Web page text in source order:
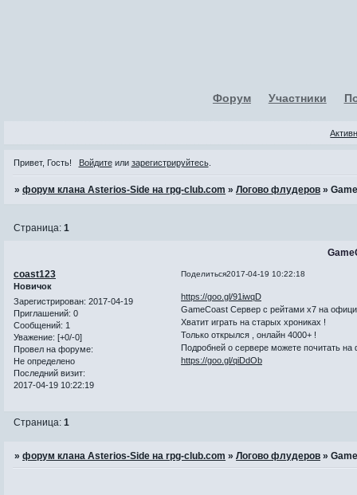
Форум Участники
Привет, Гость! Войдитеили зарегистрируйтесь.
»форум клана Asterios-Side на rpg-club.com »Логово флудеров »
Страница:1
Поделиться2017-04-19 10:22:18
coast123
Новичок
Зарегистрирован: 2017-04-19
Приглашений: 0
Сообщений: 1
Уважение: [+0/-0]
Провел на форуме:
Не определено
Последний визит:
2017-04-19 10:22:19
https://goo.gl/91iwqD
GameCoast Сервер с рейтами х7 на
Хватит играть на старых хрониках !
Только открылся , онлайн 4000+ !
Подробней о сервере можете почитать
https://goo.gl/qiDdOb
Страница:1
»форум клана Asterios-Side на rpg-club.com »Логово флудеров »